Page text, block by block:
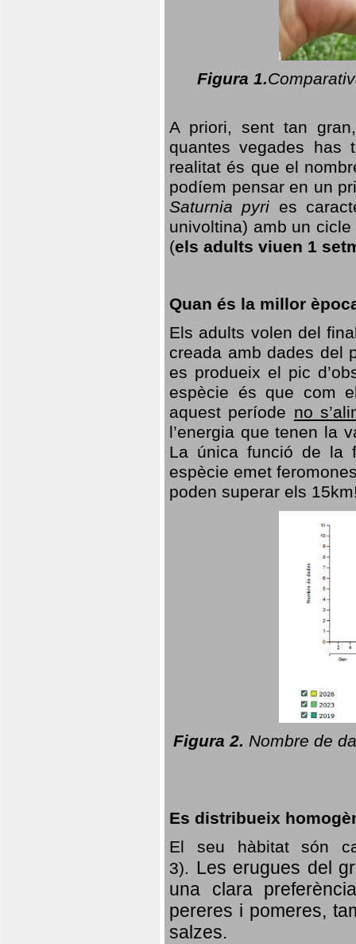
Figura 1.
A priori, sent tan
quantes vegades has
realitat és que el
podíem pensar en un
Saturnia pyri es
univoltina) amb un
(els adults viuen 1
Quan és la millor
Els adults volen del
creada amb dades del
es produeix el pic
espècie és que com
aquest període no
l’energia que tenen la
La única funció de la
espècie emet
poden superar els
Figura 2. Nombre de
Es distribueix
El seu hàbitat són
3). Les erugues del
una clara
pereres i pomeres,
salzes.